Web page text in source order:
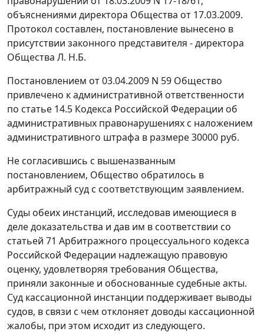
объяснениями директора Общества от 17.03.2009.
Протокол составлен, постановление вынесено в
присутствии законного представителя - директора
Общества Л. Н.Б.
Постановлением от 03.04.2009 N 59 Общество
привлечено к административной ответственности
по статье 14.5 Кодекса Российской Федерации об
административных правонарушениях с наложением
административного штрафа в размере 30000 руб.
Не согласившись с вышеназванным
постановлением, Общество обратилось в
арбитражный суд с соответствующим заявлением.
Суды обеих инстанций, исследовав имеющиеся в
деле доказательства и дав им в соответствии со
статьей 71 Арбитражного процессуального кодекса
Российской Федерации надлежащую правовую
оценку, удовлетворяя требования Общества,
приняли законные и обоснованные судебные акты.
Суд кассационной инстанции поддерживает выводы
судов, в связи с чем отклоняет доводы кассационной
жалобы, при этом исходит из следующего.